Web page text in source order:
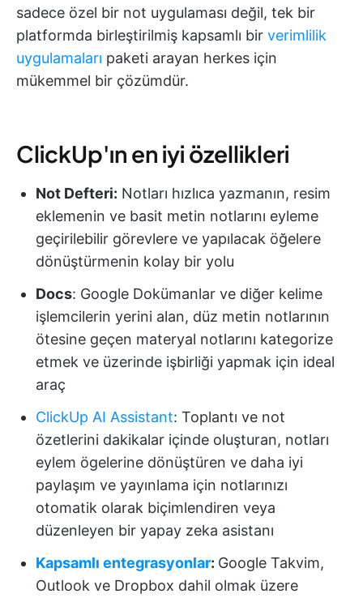
sadece özel bir not uygulaması değil, tek bir
platformda birleştirilmiş kapsamlı bir verimlilik
uygulamaları paketi arayan herkes için
mükemmel bir çözümdür.
ClickUp'ın en iyi özellikleri
Not Defteri: Notları hızlıca yazmanın, resim
eklemenin ve basit metin notlarını eyleme
geçirilebilir görevlere ve yapılacak öğelere
dönüştürmenin kolay bir yolu
Docs: Google Dokümanlar ve diğer kelime
işlemcilerin yerini alan, düz metin notlarının
ötesine geçen materyal notlarını kategorize
etmek ve üzerinde işbirliği yapmak için ideal
araç
ClickUp AI Assistant: Toplantı ve not
özetlerini dakikalar içinde oluşturan, notları
eylem ögelerine dönüştüren ve daha iyi
paylaşım ve yayınlama için notlarınızı
otomatik olarak biçimlendiren veya
düzenleyen bir yapay zeka asistanı
Kapsamlı entegrasyonlar: Google Takvim,
Outlook ve Dropbox dahil olmak üzere